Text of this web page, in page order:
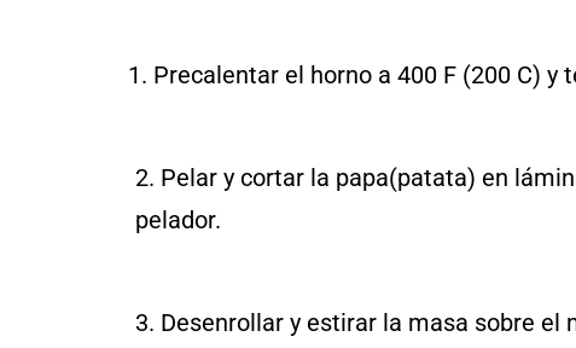
Precalentar el horno a 400 F (200 C)
2. Pelar y cortar la papa(patata) en
pelador.
3. Desenrollar y estirar la masa sobre el